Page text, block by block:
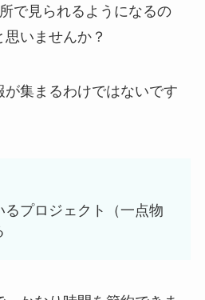
で見られるようになるの
いませんか？
が集まるわけではないです
るプロジェクト（一点物